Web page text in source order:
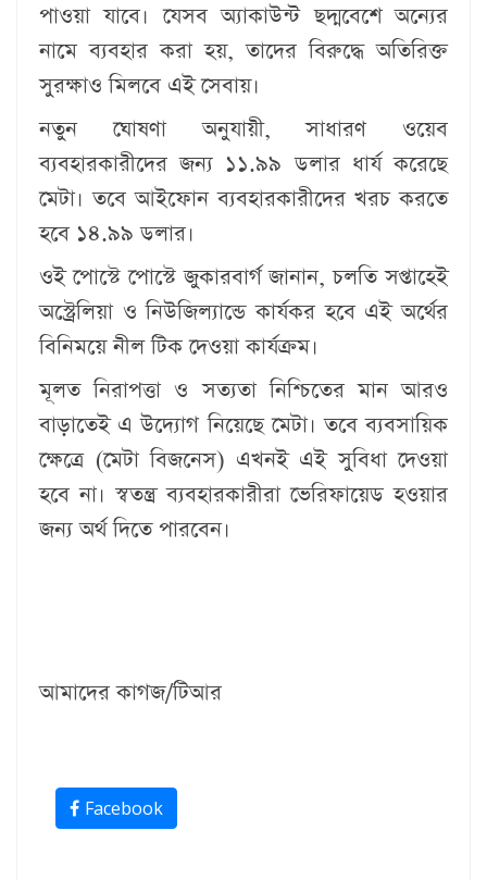
পাওয়া যাবে। যেসব অ্যাকাউন্ট ছদ্মবেশে অন্যের
নামে ব্যবহার করা হয়, তাদের বিরুদ্ধে অতিরিক্ত
সুরক্ষাও মিলবে এই সেবায়।
নতুন ঘোষণা অনুযায়ী, সাধারণ ওয়েব
ব্যবহারকারীদের জন্য ১১.৯৯ ডলার ধার্য করেছে
মেটা। তবে আইফোন ব্যবহারকারীদের খরচ করতে
হবে ১৪.৯৯ ডলার।
ওই পোস্টে পোস্টে জুকারবার্গ জানান, চলতি সপ্তাহেই
অস্ট্রেলিয়া ও নিউজিল্যান্ডে কার্যকর হবে এই অর্থের
বিনিময়ে নীল টিক দেওয়া কার্যক্রম।
মূলত নিরাপত্তা ও সত্যতা নিশ্চিতের মান আরও
বাড়াতেই এ উদ্যোগ নিয়েছে মেটা। তবে ব্যবসায়িক
ক্ষেত্রে (মেটা বিজনেস) এখনই এই সুবিধা দেওয়া
হবে না। স্বতন্ত্র ব্যবহারকারীরা ভেরিফায়েড হওয়ার
জন্য অর্থ দিতে পারবেন।
আমাদের কাগজ/টিআর
Facebook